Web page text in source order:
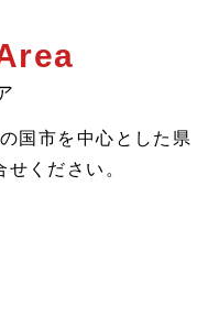
rea
国市を中心とした県
ください。